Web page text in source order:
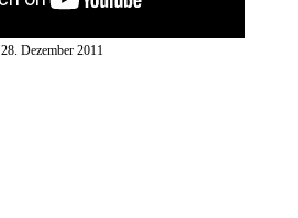
28. Dezember 2011